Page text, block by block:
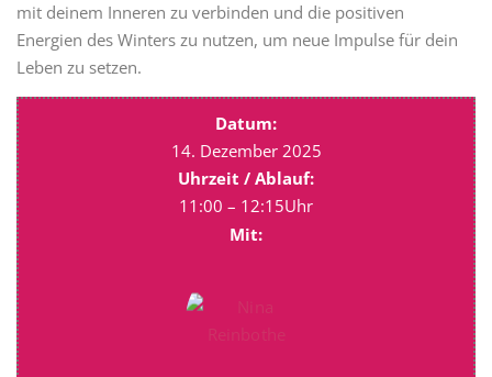
mit deinem Inneren zu verbinden und die positiven
Energien des Winters zu nutzen, um neue Impulse für dein
Leben zu setzen.
Datum:
14. Dezember 2025
Uhrzeit / Ablauf:
11:00 – 12:15Uhr
Mit: